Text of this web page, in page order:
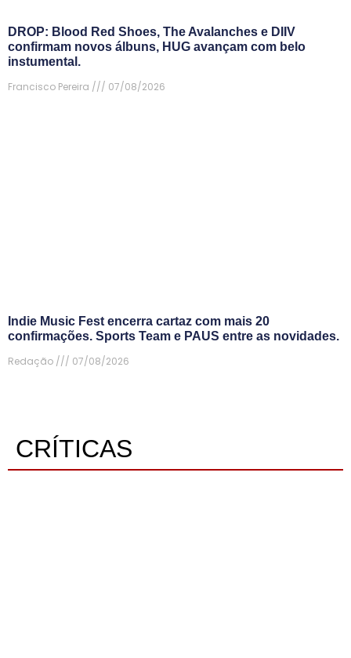
DROP: Blood Red Shoes, The Avalanches e DIIV
confirmam novos álbuns, HUG avançam com belo
instumental.
Francisco Pereira
07/08/2026
Indie Music Fest encerra cartaz com mais 20
confirmações. Sports Team e PAUS entre as novidades.
Redação
07/08/2026
CRÍTICAS